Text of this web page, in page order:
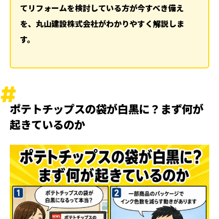
てリフォームを検討している方が今すべき備え
を、丸山建設株式会社がわかりやすく解説しま
す。
ポテトチップスの袋が白黒に？まず何が
起きているのか